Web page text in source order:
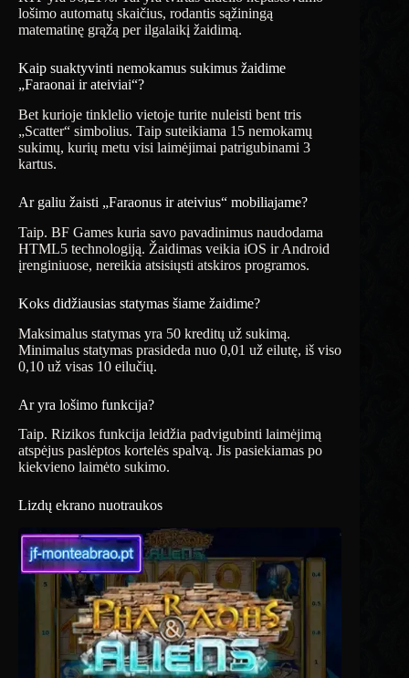
lošimo automatų skaičius, rodantis sąžiningą
matematinę grąžą per ilgalaikį žaidimą.
Kaip suaktyvinti nemokamus sukimus žaidime
„Faraonai ir ateiviai“?
Bet kurioje tinklelio vietoje turite nuleisti bent tris
„Scatter“ simbolius. Taip suteikiama 15 nemokamų
sukimų, kurių metu visi laimėjimai patrigubinami 3
kartus.
Ar galiu žaisti „Faraonus ir ateivius“ mobiliajame?
Taip. BF Games kuria savo pavadinimus naudodama
HTML5 technologiją. Žaidimas veikia iOS ir Android
įrenginiuose, nereikia atsisiųsti atskiros programos.
Koks didžiausias statymas šiame žaidime?
Maksimalus statymas yra 50 kreditų už sukimą.
Minimalus statymas prasideda nuo 0,01 už eilutę, iš viso
0,10 už visas 10 eilučių.
Ar yra lošimo funkcija?
Taip. Rizikos funkcija leidžia padvigubinti laimėjimą
atspėjus paslėptos kortelės spalvą. Jis pasiekiamas po
kiekvieno laimėto sukimo.
Lizdų ekrano nuotraukos